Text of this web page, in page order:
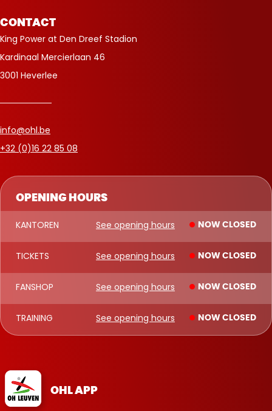
OPENING HOURS
KANTOREN See opening hours NOW CLOSED
TICKETS See opening hours NOW CLOSED
FANSHOP See opening hours NOW CLOSED
TRAINING See opening hours NOW CLOSED
CONTACT
King Power at Den Dreef Stadion
Kardinaal Mercierlaan 46
3001 Heverlee
info@ohl.be
+32 (0)16 22 85 08
OHL APP